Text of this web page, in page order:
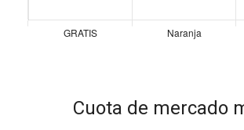
Cuota de mercado